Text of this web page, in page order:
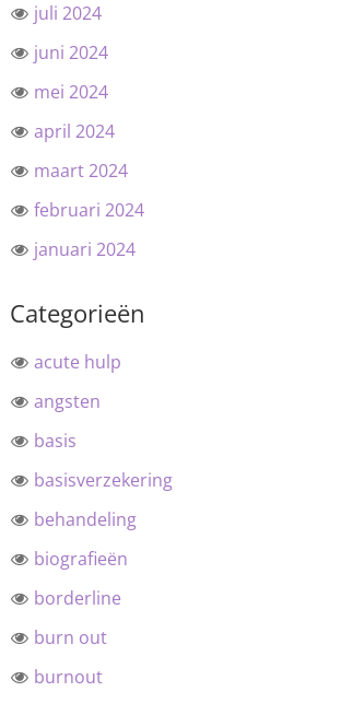
juli 2024
juni 2024
mei 2024
april 2024
maart 2024
februari 2024
januari 2024
Categorieën
acute hulp
angsten
basis
basisverzekering
behandeling
biografieën
borderline
burn out
burnout